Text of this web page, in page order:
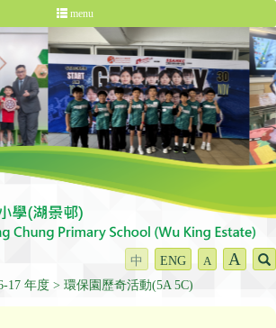
menu
中 ENG A A
17 年度 環保園歷奇活動(5A 5C)